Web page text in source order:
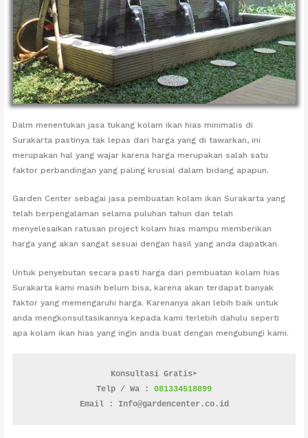
Dalm menentukan jasa tukang kolam ikan hias minimalis di
Surakarta pastinya tak lepas dari harga yang di tawarkan, ini
merupakan hal yang wajar karena harga merupakan salah satu
faktor perbandingan yang paling krusial dalam bidang apapun.
Garden Center sebagai jasa pembuatan kolam ikan Surakarta yang
telah berpengalaman selama puluhan tahun dan telah
menyelesaikan ratusan project kolam hias mampu memberikan
harga yang akan sangat sesuai dengan hasil yang anda dapatkan.
Untuk penyebutan secara pasti harga dari pembuatan kolam hias
Surakarta kami masih belum bisa, karena akan terdapat banyak
faktor yang memengaruhi harga. Karenanya akan lebih baik untuk
anda mengkonsultasikannya kepada kami terlebih dahulu seperti
apa kolam ikan hias yang ingin anda buat dengan mengubungi kami.
Konsultasi Gratis➤
Telp / Wa : 081334518899
Email : Info@gardencenter.co.id